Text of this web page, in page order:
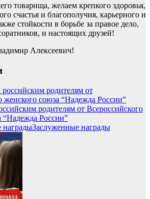
товарища, желаем крепкого здоровья,
счастья и благополучия, карьерного и
стойкости в борьбе за правое дело,
и настоящих друзей!
Алексеевич!
родителям от Всероссийского
“Надежда России”
Заслуженные награды